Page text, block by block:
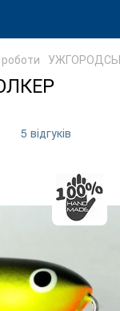
5 відгуків